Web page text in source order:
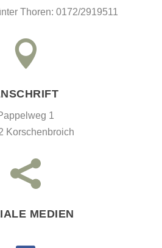
Thoren: 0172/2919511

1
Korschenbroich

MEDIEN